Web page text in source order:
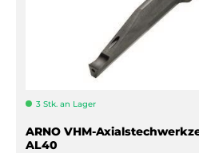
3 Stk. an Lager
ARNO VHM-
AL40